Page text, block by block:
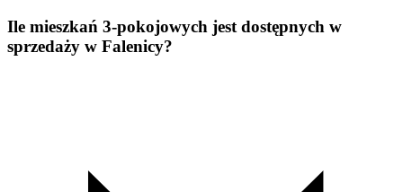
Ile mieszkań 3-pokojowych jest dostępnych w
sprzedaży w Falenicy?